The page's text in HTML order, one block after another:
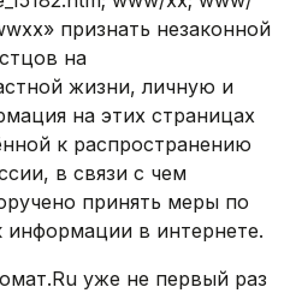
признать незаконной
на
жизни, личную и
на этих страницах
к распространению
в связи с чем
принять меры по
информации в интернете.
уже не первый раз